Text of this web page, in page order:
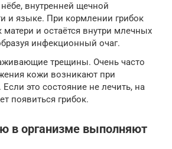
внутренней щечной
и языке. При кормлении грибок
матери и остаётся внутри млечных
инфекционный очаг.
трещины. Очень часто
кожи возникают при
это состояние не лечить, на
появиться грибок.
в организме выполняют